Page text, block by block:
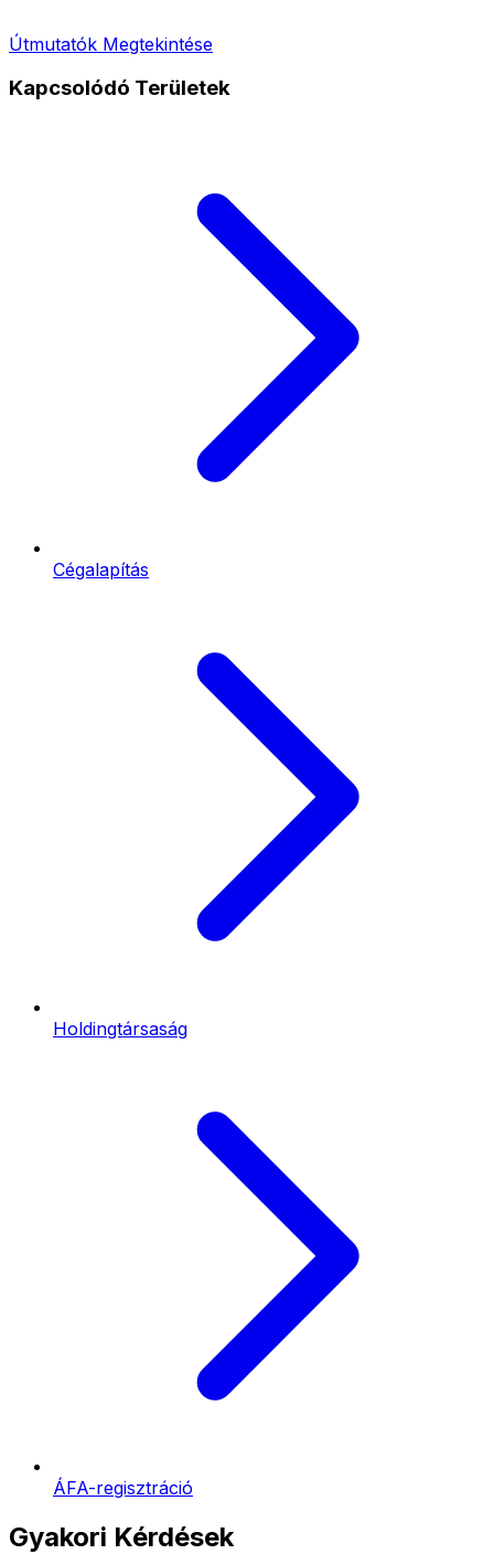
Útmutatók Megtekintése
Kapcsolódó Területek
Cégalapítás
Holdingtársaság
ÁFA-regisztráció
Gyakori Kérdések